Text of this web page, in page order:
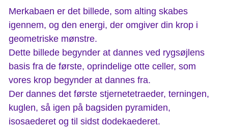
Merkabaen er det billede, som alting skabes
igennem, og den energi, der omgiver din krop i
geometriske mønstre.
Dette billede begynder at dannes ved rygsøjlens
basis fra de første, oprindelige otte celler, som
vores krop begynder at dannes fra.
Der dannes det første stjernetetraeder, terningen,
kuglen, så igen på bagsiden pyramiden,
isosaederet og til sidst dodekaederet.